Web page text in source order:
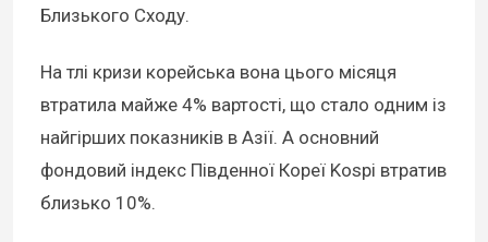
Близького Сходу.
На тлі кризи корейська вона цього місяця
втратила майже 4% вартості, що стало одним із
найгірших показників в Азії. А основний
фондовий індекс Південної Кореї Kospi втратив
близько 10%.